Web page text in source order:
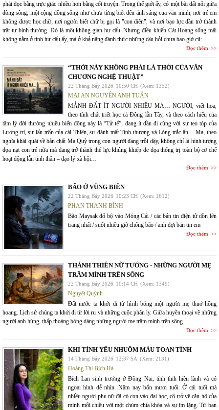
phải đọc bằng trực giác nhiều hơn bằng cốt truyện. Trong thế giới ấy, có một bãi đất nổi giữa
dòng sông, một cộng đồng sống như chưa từng biết đến ánh sáng của văn minh, nơi trẻ em
không được học chữ, nơi người biết chữ bị gọi là "con điên", và nơi bạo lực dần trở thành
trật tự bình thường. Đó là một không gian hư cấu. Nhưng điều khiến Cát Hoang sống mãi
không nằm ở tính hư cấu ấy, mà ở khả năng đánh thức những câu hỏi chưa bao giờ cũ:
Đọc thêm
“THỜI NÀY KHÔNG PHẢI LÀ THỜI CỦA VĂN
CHƯƠNG NGHỆ THUẬT”
22 Tháng Bảy 2026 10:50 CH (Xem: 1352)
MAI AN NGUYỄN ANH TUẤN
MẢNH ĐẤT ÍT NGƯỜI NHIỀU MA… NGƯỜI, viết hoa,
theo tính chất triết học cả Đông lẫn Tây, và theo cách hiểu của
tâm lý đời thường nhiều biến động này là “Tử tế”, đang ít dần đi cùng với sự teo tóp của
Lương tri, sự lẩn trốn của cái Thiện, sự đánh mất Tình thương và Lòng trắc ẩn… Ma, theo
nghĩa khái quát về bản chất Ma Quỷ trong con người đang trỗi dậy, không chỉ là hình tượng
dọa nạt con trẻ nữa mà đang trở thành thế lực khủng khiếp đe dọa thống trị toàn bộ cơ chế
hoạt động lẫn tinh thần – đạo lý xã hội…
Đọc thêm
BÃO Ở VÙNG BIÊN
22 Tháng Bảy 2026 10:23 CH (Xem: 1612)
PHAN THANH BÌNH
Bão Maysak đổ bộ vào Móng Cái / các bản tin điện tử dồn lên
trang nhất / suốt nhiều giờ chống bão / anh đợi bản tin em
Đọc thêm
THÁNH THIÊN NỮ TƯỚNG - NHỮNG NGƯỜI MẸ
TRẦM MÌNH TRÊN SÔNG
22 Tháng Bảy 2026 10:14 CH (Xem: 1349)
Nguyệt Quỳnh
Đất nước ta khởi đi từ hình bóng một người mẹ thuở hồng
hoang. Lịch sử chúng ta khởi đi từ lời ru và những cuộc phân ly. Giữa huyền thoại về những
người anh hùng, thấp thoáng bóng dáng những người mẹ trầm mình trên sông.
Đọc thêm
KHI TÌNH YÊU NHUỐM MÀU TOAN TÍNH
14 Tháng Bảy 2026 12:37 SA (Xem: 2131)
Hoàng Thị Bích Hà
Bích Lan sinh trưởng ở Đồng Nai, tính tình hiền lành và có
ngoại hình dễ nhìn. Năm nay bốn mươi tuổi. Ở cái tuổi mà
nhiều người phụ nữ đã có con vào đại học, cô trở về căn hộ của
mình mỗi chiều với một chùm chìa khóa và sự im lặng. Từ ban